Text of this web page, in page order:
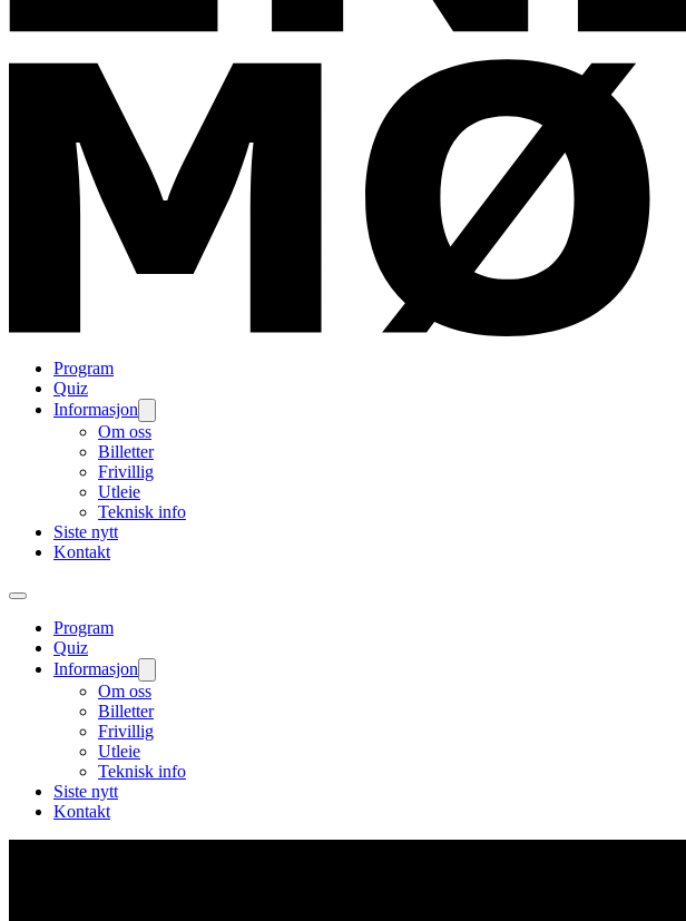
Program
Quiz
Informasjon
Om oss
Billetter
Frivillig
Utleie
Teknisk info
Siste nytt
Kontakt
Program
Quiz
Informasjon
Om oss
Billetter
Frivillig
Utleie
Teknisk info
Siste nytt
Kontakt